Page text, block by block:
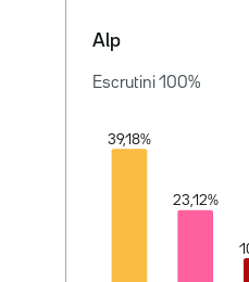
Alp
Escrutini 100%